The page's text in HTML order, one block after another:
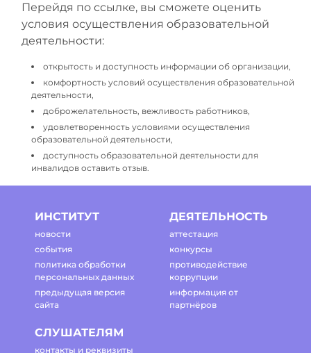
Перейдя по ссылке, вы сможете оценить
условия осуществления образовательной
деятельности:
открытость и доступность информации об организации,
комфортность условий осуществления образовательной
деятельности,
доброжелательность, вежливость работников,
удовлетворенность условиями осуществления
образовательной деятельности,
доступность образовательной деятельности для
инвалидов оставить отзыв.
ИНСТИТУТ
новости
события
политика обработки
персональных данных
предыдущая версия
сайта
ДЕЯТЕЛЬНОСТЬ
аттестация
конкурсы
противодействие
коррупции
информация от
партнёров
СЛУШАТЕЛЯМ
контакты и реквизиты